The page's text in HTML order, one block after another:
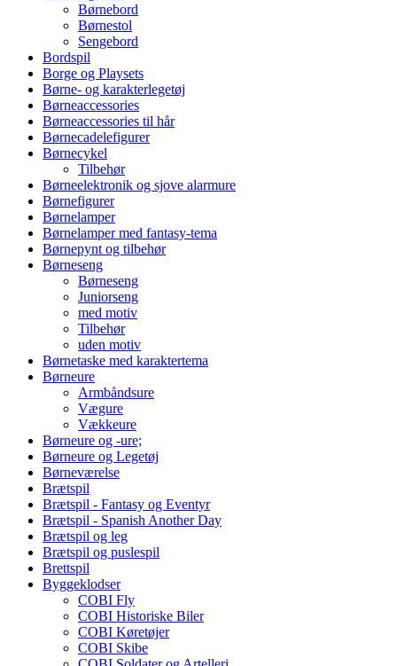
Børnebord
Børnestol
Sengebord
Bordspil
Borge og Playsets
Børne- og karakterlegetøj
Børneaccessories
Børneaccessories til hår
Børnecadelefigurer
Børnecykel
Tilbehør
Børneelektronik og sjove alarmure
Børnefigurer
Børnelamper
Børnelamper med fantasy-tema
Børnepynt og tilbehør
Børneseng
Børneseng
Juniorseng
med motiv
Tilbehør
uden motiv
Børnetaske med karaktertema
Børneure
Armbåndsure
Vægure
Vækkeure
Børneure og -ure;
Børneure og Legetøj
Børneværelse
Brætspil
Brætspil - Fantasy og Eventyr
Brætspil - Spanish Another Day
Brætspil og leg
Brætspil og puslespil
Brettspil
Byggeklodser
COBI Fly
COBI Historiske Biler
COBI Køretøjer
COBI Skibe